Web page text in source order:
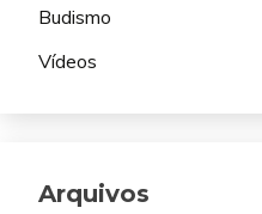
Budismo
Vídeos
Arquivos